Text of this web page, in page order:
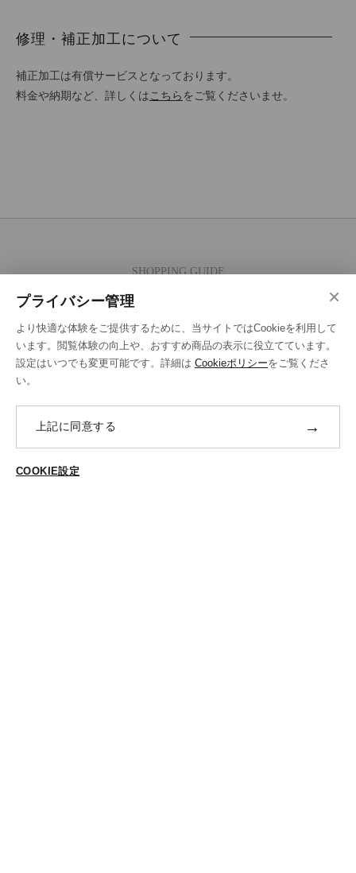
修理・補正加工について
補正加工は有償サービスとなっております。
料金や納期など、詳しくは こちら をご覧くださいませ。
SHOPPING GUIDE
送料・ラッピング·配送方法
×
プライバシー管理
より快適な体験をご提供するために、当サイトではCookieを利用して
います。閲覧体験の向上や、おすすめ商品の表示に役立てています。
設定はいつでも変更可能です。詳細は Cookieポリシーをご覧くださ
い。
上記に同意する →
COOKIE設定